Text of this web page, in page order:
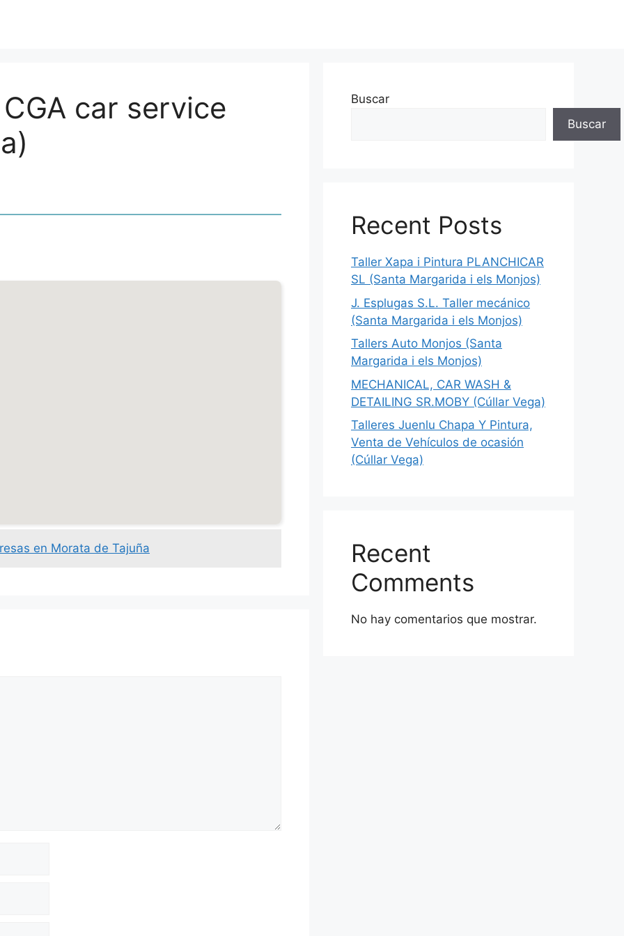
car service
en Morata de Tajuña
Buscar
Buscar
Recent Posts
Taller Xapa i Pintura PLANCHICAR
SL (Santa Margarida i els Monjos)
J. Esplugas S.L. Taller mecánico
(Santa Margarida i els Monjos)
Tallers Auto Monjos (Santa
Margarida i els Monjos)
MECHANICAL, CAR WASH &
DETAILING SR.MOBY (Cúllar Vega)
Talleres Juenlu Chapa Y Pintura,
Venta de Vehículos de ocasión
(Cúllar Vega)
Recent
Comments
No hay comentarios que mostrar.